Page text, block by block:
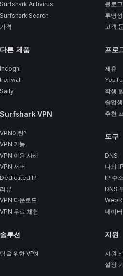
Surfshark Antivirus
Surfshark Search
가격
다른 제품
Incogni
Ironwall
Saily
Surfshark VPN
VPN이란?
VPN 기능
VPN 이용 사례
VPN 서버
Dedicated IP
리뷰
VPN 다운로드
VPN 무료 체험
솔루션
팀을 위한 VPN
블로그
투명
고객
프로
제휴
학생
졸업
추천
도구
DNS
나의
IP 주
DNS
데이
지원
지원
설정